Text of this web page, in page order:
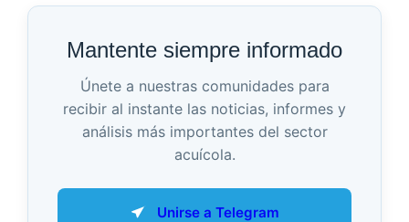
Mantente siempre informado
Únete a nuestras comunidades para
recibir al instante las noticias, informes y
análisis más importantes del sector
acuícola.
Unirse a Telegram